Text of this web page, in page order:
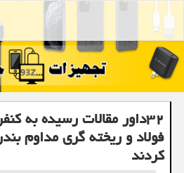
۳۲داور مقالات رسیده به
فولاد و ریخته گری مداوم
کردند